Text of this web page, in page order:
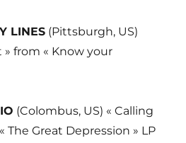
LINES (Pittsburgh, US)
» from « Know your
(Colombus, US) « Calling
The Great Depression » LP